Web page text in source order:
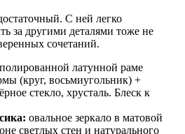
С ней легко
за другими деталями тоже не
сочетаний.
латунной раме
(круг, восьмиугольник) +
стекло, хрусталь. Блеск к
овальное зеркало в матовой
светлых стен и натурального